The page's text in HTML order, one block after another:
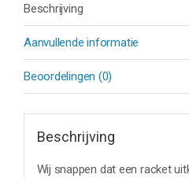
Beschrijving
Aanvullende informatie
Beoordelingen (0)
Beschrijving
Wij snappen dat een racket